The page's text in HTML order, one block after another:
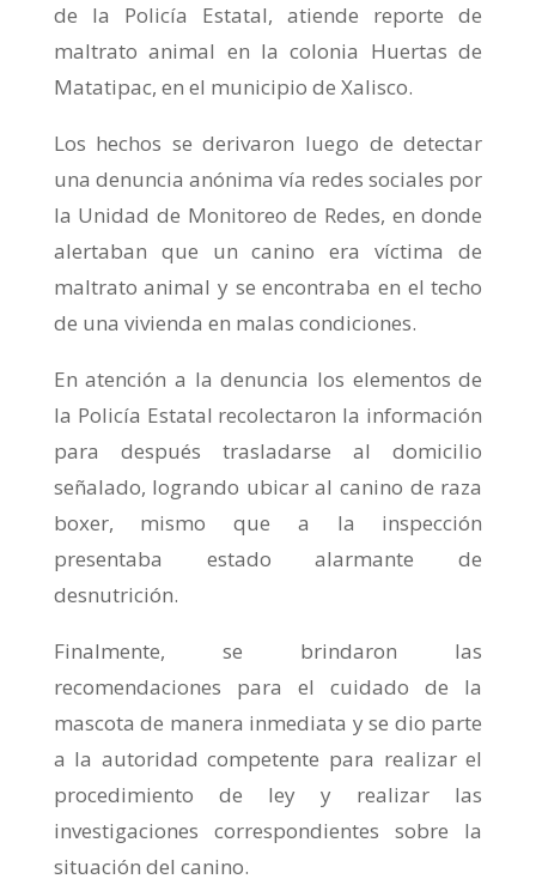
de la Policía Estatal, atiende reporte de
maltrato animal en la colonia Huertas de
Matatipac, en el municipio de Xalisco.
Los hechos se derivaron luego de detectar
una denuncia anónima vía redes sociales por
la Unidad de Monitoreo de Redes, en donde
alertaban que un canino era víctima de
maltrato animal y se encontraba en el techo
de una vivienda en malas condiciones.
En atención a la denuncia los elementos de
la Policía Estatal recolectaron la información
para después trasladarse al domicilio
señalado, logrando ubicar al canino de raza
boxer, mismo que a la inspección
presentaba estado alarmante de
desnutrición.
Finalmente, se brindaron las
recomendaciones para el cuidado de la
mascota de manera inmediata y se dio parte
a la autoridad competente para realizar el
procedimiento de ley y realizar las
investigaciones correspondientes sobre la
situación del canino.